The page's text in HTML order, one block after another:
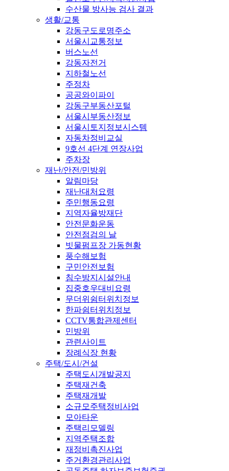
수산물 방사능 검사 결과
생활/교통
강동구도로명주소
서울시교통정보
버스노선
강동자전거
지하철노선
주정차
공공와이파이
강동구부동산포털
서울시부동산정보
서울시토지정보시스템
자동차정비교실
9호선 4단계 연장사업
주차장
재난/안전/민방위
알림마당
재난대처요령
주민행동요령
지역자율방재단
안전문화운동
안전점검의 날
빗물펌프장 가동현황
풍수해보험
구민안전보험
침수방지시설안내
집중호우대비요령
무더위쉼터위치정보
한파쉼터위치정보
CCTV통합관제센터
민방위
관련사이트
장례식장 현황
주택/도시/건설
주택도시개발공지
주택재건축
주택재개발
소규모주택정비사업
모아타운
주택리모델링
지역주택조합
재정비촉진사업
주거환경관리사업